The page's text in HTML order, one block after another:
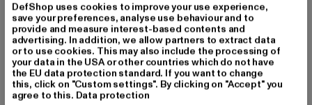
13,49 EUR
Derzeitiger Preis: 13,49 EUR
14,99 EURAktionspreis: 14,99 EURBasic Premium
13,49 EUR
Derzeitiger Preis: 13,49 EUR
14,99 EURAktionspreis:
-10% -17%
DefShop uses cookies to improve your use experience,
save your preferences, analyse use behaviour and to
provide and measure interest-based contents and
advertising. In addition, we allow partners to extract data
or to use cookies. This may also include the processing of
your data in the USA or other countries which do not have
the EU data protection standard. If you want to change
this, click on "Custom settings". By clicking on "Accept" you
agree to this. Data protection